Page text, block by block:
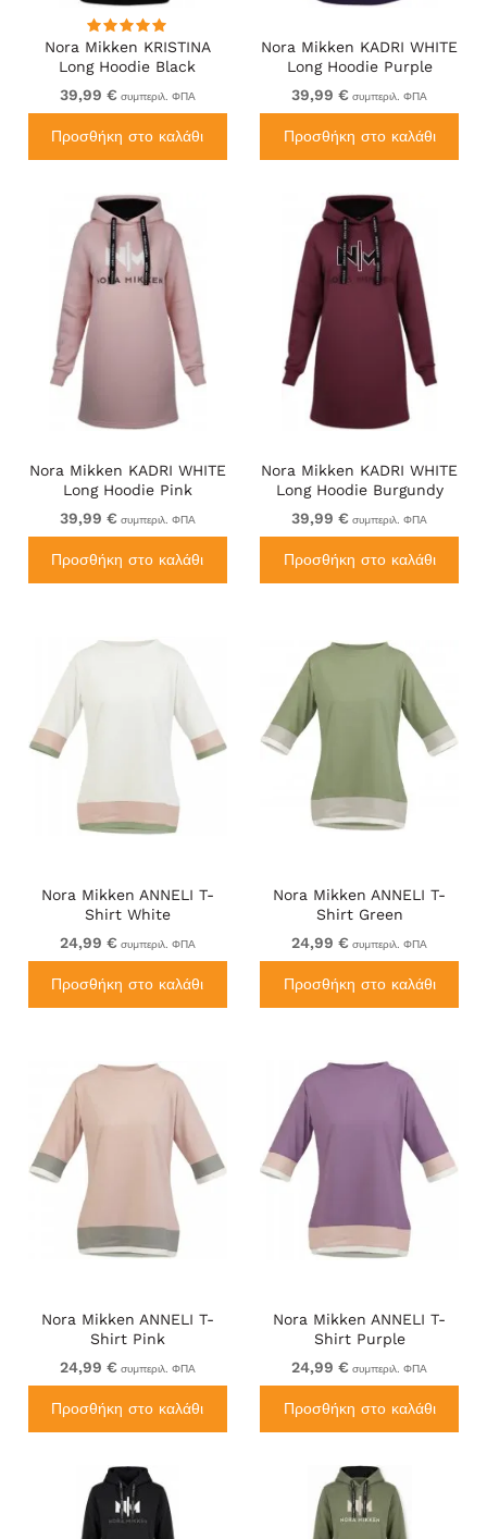
Nora Mikken KRISTINA
Long Hoodie Black
39,99 € συμπεριλ. ΦΠΑ
Προσθήκη στο καλάθι
Nora Mikken KADRI WHITE
Long Hoodie Purple
39,99 € συμπεριλ. ΦΠΑ
Προσθήκη στο καλάθι
Nora Mikken KADRI WHITE
Long Hoodie Pink
39,99 € συμπεριλ. ΦΠΑ
Προσθήκη στο καλάθι
Nora Mikken KADRI WHITE
Long Hoodie Burgundy
39,99 € συμπεριλ. ΦΠΑ
Προσθήκη στο καλάθι
Nora Mikken ANNELI T-
Shirt White
24,99 € συμπεριλ. ΦΠΑ
Προσθήκη στο καλάθι
Nora Mikken ANNELI T-
Shirt Green
24,99 € συμπεριλ. ΦΠΑ
Προσθήκη στο καλάθι
Nora Mikken ANNELI T-
Shirt Pink
24,99 € συμπεριλ. ΦΠΑ
Προσθήκη στο καλάθι
Nora Mikken ANNELI T-
Shirt Purple
24,99 € συμπεριλ. ΦΠΑ
Προσθήκη στο καλάθι